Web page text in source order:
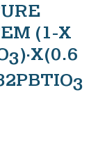
(1-X
3)·X(0.6
3